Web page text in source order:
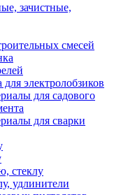
зачистные,
смесей
электролобзиков
для садового
для сварки
стеклу
удлинители